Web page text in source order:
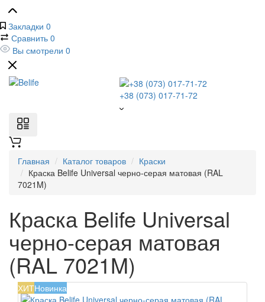
Закладки 0
Сравнить 0
Вы смотрели 0
+38 (073) 017-71-72
Главная Каталог товаров
Краски
Краска Belife Universal черно-серая матовая (RAL
7021M)
Краска Belife Universal
черно-серая матовая
(RAL 7021M)
ХИТНовинка